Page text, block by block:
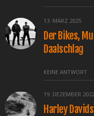
13. MÄRZ 2025
Der Bikes,
Daalschlag
KEINE ANTWORT
19. DEZEMBER 2022
Harley